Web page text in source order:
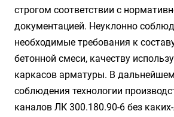
строгом соответствии с
документацией. Неуклонно
необходимые требования к
бетонной смеси, качеству
каркасов арматуры. В
соблюдения технологии
каналов ЛК 300.180.90-6 без